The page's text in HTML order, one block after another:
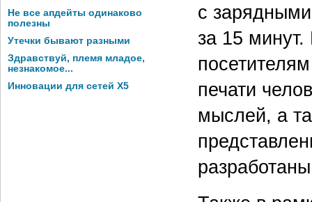
Не все апдейты одинаково
полезны
Утечки бывают разными
Здравствуй, племя младое,
незнакомое...
Инновации для сетей X5
с
за 15
печати
мыслей, а